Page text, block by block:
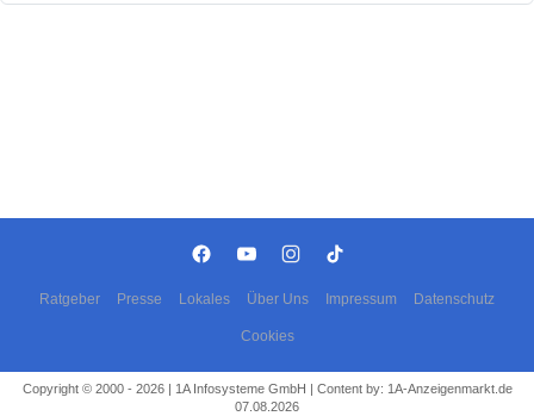
Ratgeber Presse Lokales Über Uns Impressum Datenschutz
Cookies
Copyright © 2000 - 2026 | 1A Infosysteme GmbH | Content by: 1A-Anzeigenmarkt.de
07.08.2026